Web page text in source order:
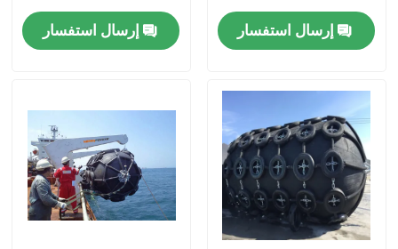
منتجات
معلومات عنا
جولة في المعمل
إرسال استفسار إرسال استفسار